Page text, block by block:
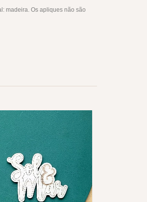
madeira. Os apliques não são